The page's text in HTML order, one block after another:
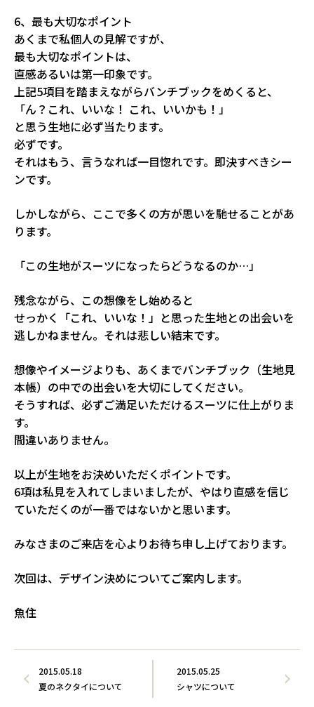
6、最も大切なポイント
あくまで私個人の見解ですが、
最も大切なポイントは、
直感あるいは第一印象です。
上記5項目を踏まえながらバンチブックをめくると、
「ん？これ、いいな！ これ、いいかも！」
と思う生地に必ず当たります。
必ずです。
それはもう、言うなれば一目惚れです。即決すべきシー
ンです。
しかしながら、ここで多くの方が思いを馳せることがあ
ります。
「この生地がスーツになったらどうなるのか…」
残念ながら、この想像をし始めると
せっかく「これ、いいな！」と思った生地との出会いを
逃しかねません。それは悲しい結末です。
想像やイメージよりも、あくまでバンチブック（生地見
本帳）の中での出会いを大切にしてください。
そうすれば、必ずご満足いただけるスーツに仕上がりま
す。
間違いありません。
以上が生地をお決めいただくポイントです。
6項は私見を入れてしまいましたが、やはり直感を信じ
ていただくのが一番ではないかと思います。
みなさまのご来店を心よりお待ち申し上げております。
次回は、デザイン決めについてご案内します。
魚住
2015.05.25
シャツについて
2015.05.18
夏のネクタイについて